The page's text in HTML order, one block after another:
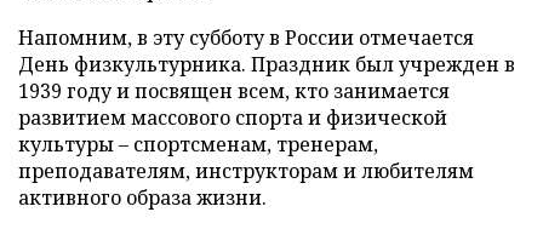
Напомним, в эту субботу в России отмечается
День физкультурника. Праздник был учрежден в
1939 году и посвящен всем, кто занимается
развитием массового спорта и физической
культуры – спортсменам, тренерам,
преподавателям, инструкторам и любителям
активного образа жизни.